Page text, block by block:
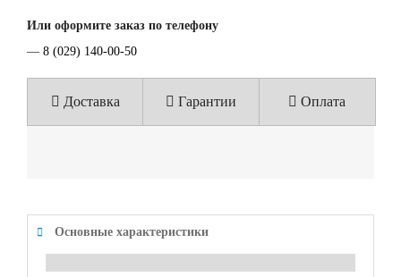
Или оформите заказ по телефону
— 8 (029) 140-00-50
Доставка Гарантии Оплата
Основные характеристики